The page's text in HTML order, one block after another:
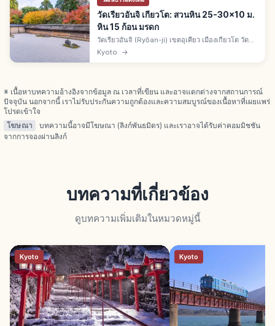
วัดเรียวอันจิ เกียวโต: สวนหิน 25-30x10 ม.
หิน 15 ก้อน มรดก
วัดเรียวอันจิ (Ryōan-ji) เขตอุเคียว เมืองเกียวโต วัด
เซนนิกายรินไซสายเมียวชินจิ สวนหินคาเระซันซุย
กว้าง 25-30 ม. ลึก 10 ม. มีหิน 15 ก้อน มรดกโลกยูเนส
Kyoto →
※ เนื้อหาบทความอ้างอิงจากข้อมูล ณ เวลาที่เขียน และอาจแตกต่างจากสถานการณ์
ปัจจุบัน นอกจากนี้ เราไม่รับประกันความถูกต้องและความสมบูรณ์ของเนื้อหาที่เผยแพร่
โปรดเข้าใจ
โฆษณา
บทความนี้อาจมีโฆษณา (ลิงก์พันธมิตร) และเราอาจได้รับค่าคอมมิชชัน
จากการจองผ่านลิงก์
บทความที่เกี่ยวข้อง
ดูบทความเพิ่มเติมในหมวดหมู่นี้
Kyoto Kyoto